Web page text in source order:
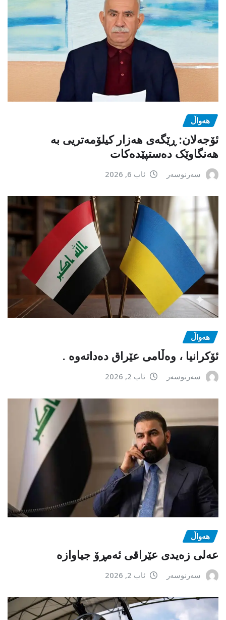
هەواڵ
ئۆجەلان: ڕێگەی هەزار کیلۆمەتریی بە
هەنگاوێک دەستپێدەکات
سەرنوسەر ئاب 6, 2026
هەواڵ
ئۆکرانیا ، وەڵامی عێراق دەداتەوە .
سەرنوسەر ئاب 2, 2026
هەواڵ
عەلی زەیدی عێراقی ئەمڕۆ جیاوازە
سەرنوسەر ئاب 2, 2026